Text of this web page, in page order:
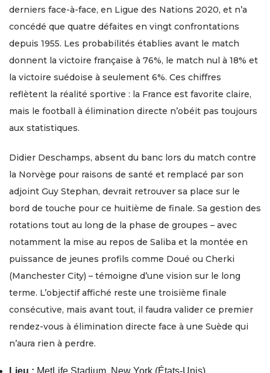
derniers face-à-face, en Ligue des Nations 2020, et n’a
concédé que quatre défaites en vingt confrontations
depuis 1955. Les probabilités établies avant le match
donnent la victoire française à 76%, le match nul à 18% et
la victoire suédoise à seulement 6%. Ces chiffres
reflètent la réalité sportive : la France est favorite claire,
mais le football à élimination directe n’obéit pas toujours
aux statistiques.
Didier Deschamps, absent du banc lors du match contre
la Norvège pour raisons de santé et remplacé par son
adjoint Guy Stephan, devrait retrouver sa place sur le
bord de touche pour ce huitième de finale. Sa gestion des
rotations tout au long de la phase de groupes – avec
notamment la mise au repos de Saliba et la montée en
puissance de jeunes profils comme Doué ou Cherki
(Manchester City) – témoigne d’une vision sur le long
terme. L’objectif affiché reste une troisième finale
consécutive, mais avant tout, il faudra valider ce premier
rendez-vous à élimination directe face à une Suède qui
n’aura rien à perdre.
Lieu : MetLife Stadium, New York (États-Unis)